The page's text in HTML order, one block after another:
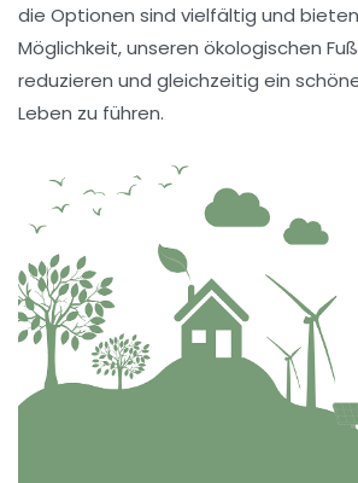
die Optionen sind vielfältig und
Möglichkeit, unseren ökologischen
reduzieren und gleichzeitig ein
Leben zu führen.